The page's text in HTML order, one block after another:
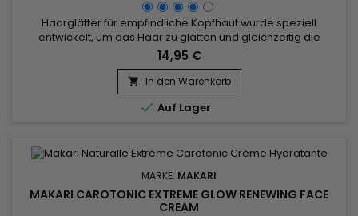
Haarglätter für empfindliche Kopfhaut wurde speziell
entwickelt, um das Haar zu glätten und gleichzeitig die
empfindliche Kopfhaut zu schonen.&nbsp; Angereichert mit
hydrolysiertem Keratin, Arganöl und Butter aus den Samen
von Theobroma grandiflorum wirkt es feuchtigkeitsspendend
und pflegend, stärkt die Haarstruktur und schützt sie vor
schädlichen...
14,95 €
 In den Warenkorb
 Auf Lager
MARKE: MAKARI
MAKARI CAROTONIC EXTREME GLOW RENEWING FACE
CREAM